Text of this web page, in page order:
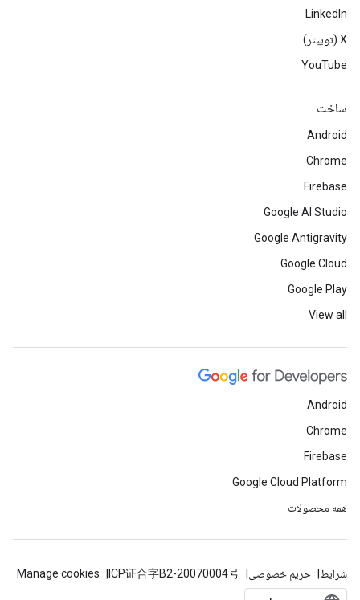
LinkedIn
‫X (توییتر)
YouTube
ساخت
Android
Chrome
Firebase
Google AI Studio
Google Antigravity
Google Cloud
Google Play
View all
Android
Chrome
Firebase
Google Cloud Platform
همه محصولات
شرایط حریم خصوصی ICP证合字B2-20070004号
Manage cookies